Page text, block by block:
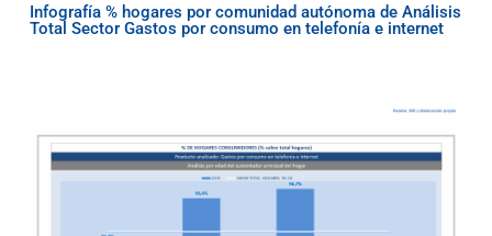
Infografía % hogares por comunidad autónoma de Análisis
Total Sector Gastos por consumo en telefonía e internet